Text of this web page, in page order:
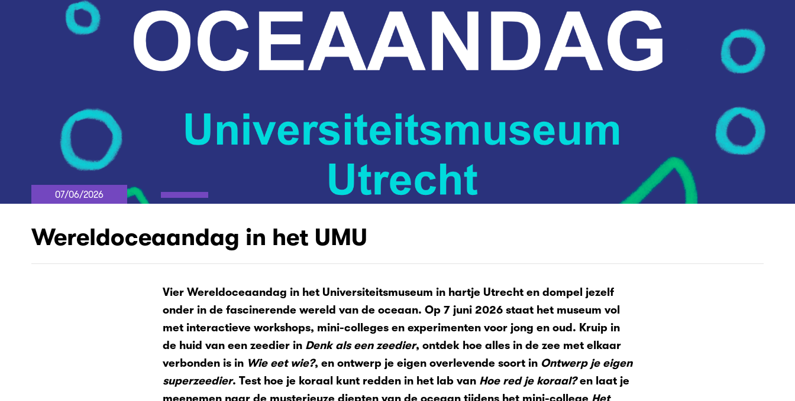
07/06/2026
Wereldoceaandag in het UMU
Vier Wereldoceaandag in het Universiteitsmuseum in hartje Utrecht en dompel jezelf
onder in de fascinerende wereld van de oceaan. Op 7 juni 2026 staat het museum vol
met interactieve workshops, mini-colleges en experimenten voor jong en oud. Kruip in
de huid van een zeedier in Denk als een zeedier, ontdek hoe alles in de zee met elkaar
verbonden is in Wie eet wie?, en ontwerp je eigen overlevende soort in Ontwerp je eigen
superzeedier. Test hoe je koraal kunt redden in het lab van Hoe red je koraal?en laat je